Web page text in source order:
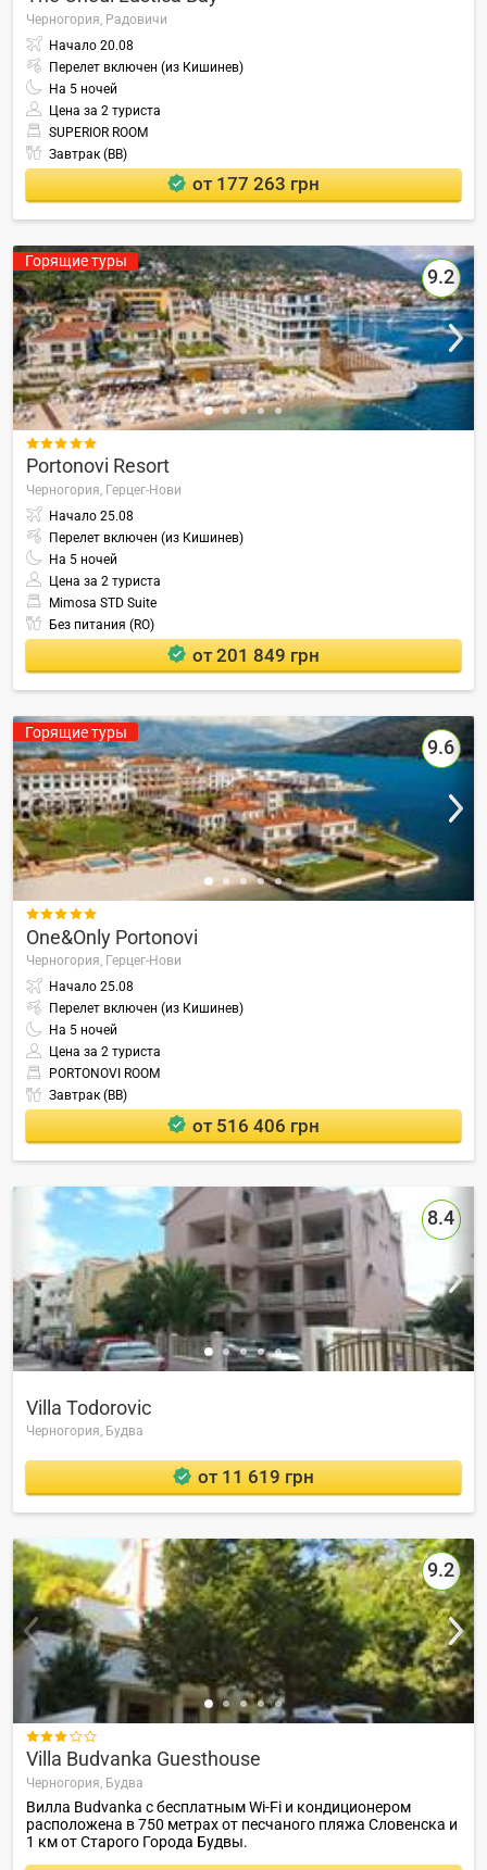
Черногория, Радовичи
Начало 20.08
Перелет включен (из Кишинев)
На 5 ночей
Цена за 2 туриста
SUPERIOR ROOM
Завтрак (BB)
от 177 263 грн
Горящие туры
9.2

Portonovi Resort
Черногория, Герцег-Нови
Начало 25.08
Перелет включен (из Кишинев)
На 5 ночей
Цена за 2 туриста
Mimosa STD Suite
Без питания (RO)
от 201 849 грн
Горящие туры
9.6

One&Only Portonovi
Черногория, Герцег-Нови
Начало 25.08
Перелет включен (из Кишинев)
На 5 ночей
Цена за 2 туриста
PORTONOVI ROOM
Завтрак (BB)
от 516 406 грн
8.4
Villa Todorovic
Черногория, Будва
от 11 619 грн
9.2

Villa Budvanka Guesthouse
Черногория, Будва
Вилла Budvanka с бесплатным Wi-Fi и кондиционером
расположена в 750 метрах от песчаного пляжа Словенска и
1 км от Старого Города Будвы.